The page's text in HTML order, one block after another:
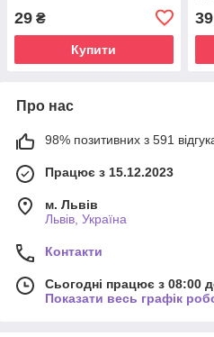
29 ₴
Купити
39
Про нас
98% позитивних з 591
Працює з 15.12.2023
м. Львів
Львів, Україна
Контакти
Сьогодні працює з 08:00
Показати весь графік